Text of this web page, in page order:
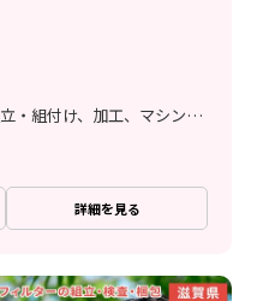
検査、梱包・仕分け、組立・組付け、加工、マシンオペレーター、立ち作業
詳細を見る